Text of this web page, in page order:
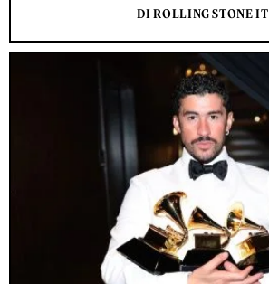
DI ROLLING STONE IT